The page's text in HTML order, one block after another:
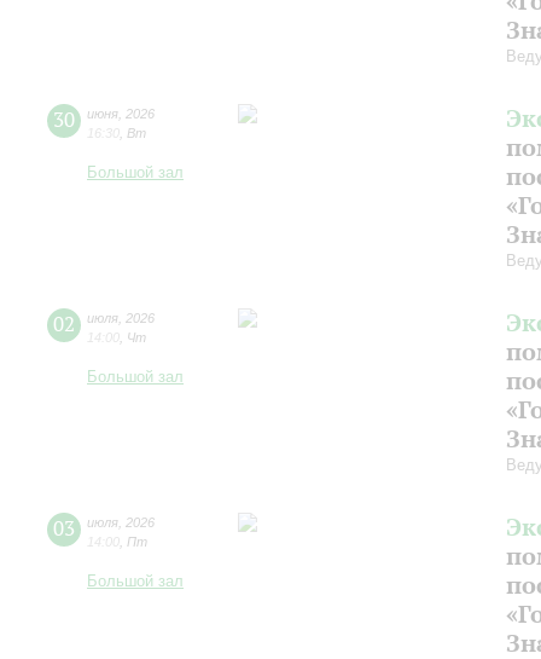
30 июня 2026
16:30 Вт
Большой зал
02 июля 2026
14:00 Чт
Большой зал
03 июля 2026
14:00 Пт
Большой зал